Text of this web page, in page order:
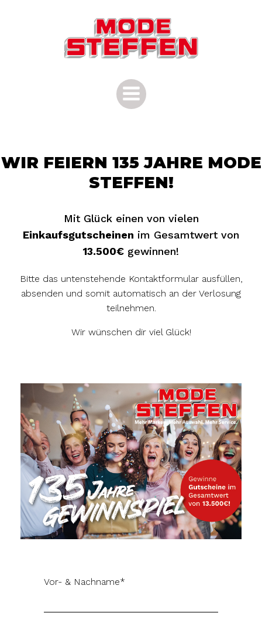
Inhalt
springen
WIR FEIERN 135 JAHRE MODE
STEFFEN!
Mit Glück einen von vielen
Einkaufsgutscheinen im Gesamtwert von
13.500€ gewinnen!
Bitte das untenstehende Kontaktformular ausfüllen,
absenden und somit automatisch an der Verlosung
teilnehmen.
Wir wünschen dir viel Glück!
Vor- & Nachname*